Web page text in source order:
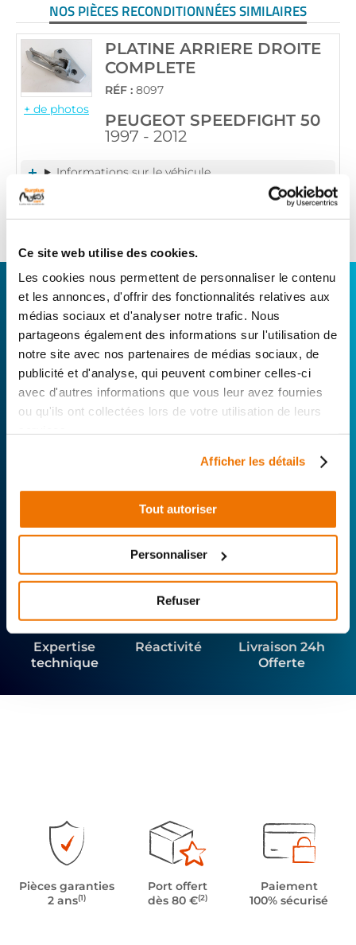
Ce site web utilise des cookies.
Les cookies nous permettent de personnaliser le contenu
et les annonces, d'offrir des fonctionnalités relatives aux
médias sociaux et d'analyser notre trafic. Nous
partageons également des informations sur l'utilisation de
notre site avec nos partenaires de médias sociaux, de
publicité et d'analyse, qui peuvent combiner celles-ci
avec d'autres informations que vous leur avez fournies
ou qu'ils ont collectées lors de votre utilisation de leurs
Afficher les détails
Tout autoriser
Personnaliser
Refuser
NOS PIÈCES RECONDITIONNÉES SIMILAIRES
+ de photos
PLATINE ARRIERE DROITE
COMPLETE
RÉF : 8097
PEUGEOT SPEEDFIGHT 50
1997 - 2012
Informations sur le véhicule
22 Ajouter au panier
CONNECTEZ-VOUS AVEC VOTRE
RÉPARATEUR FAVORI
Avec Surplus Motos, bénéficiez de l’expertise
technique de notre réseau de Réparateurs-
Distributeurs. De l’achat de pièces scooters
d’occasion garanties à la révision complète de
votre 2 roues, trouvez le garage le plus proche de
Rechercher par...
Expertise
technique
Réactivité
Livraison 24h
Offerte
Pièces garanties
2 ans(1)
Port offert
dès 80 €(2)
Paiement
100% sécurisé